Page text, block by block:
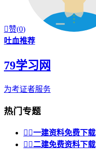
赞(0)
吐血推荐
79学习网
为考证者服务
热门专题
 一建资料免费下载
 二建免费资料下载